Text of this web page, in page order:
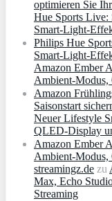
optimieren Sie
Hue Sports Live:
Philips Hue
Amazon Ember
Amazon
Saisonstart
Neuer Lifestyle
QLED‑Display
Amazon Ember
streamingz.de zu
Max, Echo
Streaming